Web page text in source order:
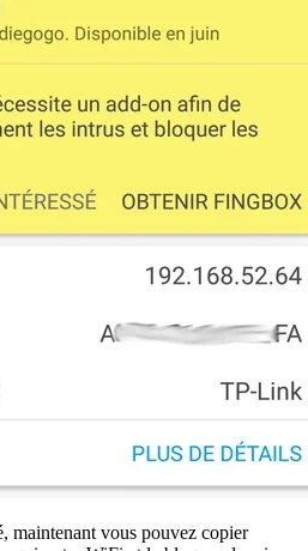
maintenant vous pouvez copier